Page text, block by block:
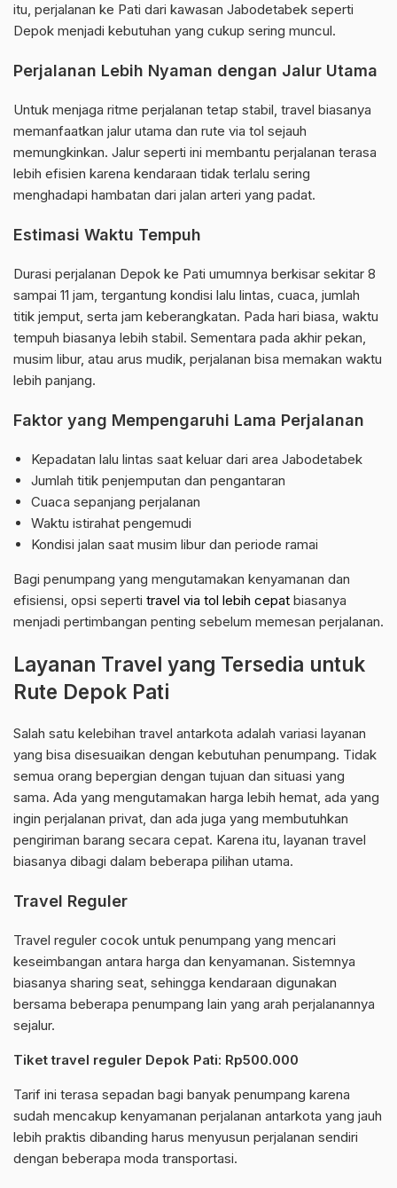
itu, perjalanan ke Pati dari kawasan Jabodetabek seperti
Depok menjadi kebutuhan yang cukup sering muncul.
Perjalanan Lebih Nyaman dengan Jalur Utama
Untuk menjaga ritme perjalanan tetap stabil, travel biasanya
memanfaatkan jalur utama dan rute via tol sejauh
memungkinkan. Jalur seperti ini membantu perjalanan terasa
lebih efisien karena kendaraan tidak terlalu sering
menghadapi hambatan dari jalan arteri yang padat.
Estimasi Waktu Tempuh
Durasi perjalanan Depok ke Pati umumnya berkisar sekitar 8
sampai 11 jam, tergantung kondisi lalu lintas, cuaca, jumlah
titik jemput, serta jam keberangkatan. Pada hari biasa, waktu
tempuh biasanya lebih stabil. Sementara pada akhir pekan,
musim libur, atau arus mudik, perjalanan bisa memakan waktu
lebih panjang.
Faktor yang Mempengaruhi Lama Perjalanan
Kepadatan lalu lintas saat keluar dari area Jabodetabek
Jumlah titik penjemputan dan pengantaran
Cuaca sepanjang perjalanan
Waktu istirahat pengemudi
Kondisi jalan saat musim libur dan periode ramai
Bagi penumpang yang mengutamakan kenyamanan dan
efisiensi, opsi seperti travel via tol lebih cepat biasanya
menjadi pertimbangan penting sebelum memesan perjalanan.
Layanan Travel yang Tersedia untuk
Rute Depok Pati
Salah satu kelebihan travel antarkota adalah variasi layanan
yang bisa disesuaikan dengan kebutuhan penumpang. Tidak
semua orang bepergian dengan tujuan dan situasi yang
sama. Ada yang mengutamakan harga lebih hemat, ada yang
ingin perjalanan privat, dan ada juga yang membutuhkan
pengiriman barang secara cepat. Karena itu, layanan travel
biasanya dibagi dalam beberapa pilihan utama.
Travel Reguler
Travel reguler cocok untuk penumpang yang mencari
keseimbangan antara harga dan kenyamanan. Sistemnya
biasanya sharing seat, sehingga kendaraan digunakan
bersama beberapa penumpang lain yang arah perjalanannya
sejalur.
Tiket travel reguler Depok Pati: Rp500.000
Tarif ini terasa sepadan bagi banyak penumpang karena
sudah mencakup kenyamanan perjalanan antarkota yang jauh
lebih praktis dibanding harus menyusun perjalanan sendiri
dengan beberapa moda transportasi.